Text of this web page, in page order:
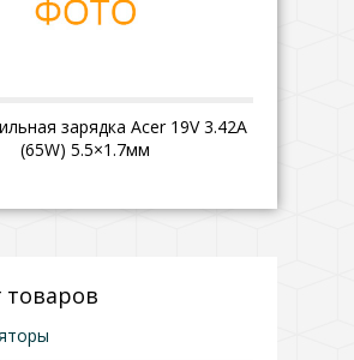
зарядка Acer 19V 3.42A
(65W) 5.5×1.7мм
товаров